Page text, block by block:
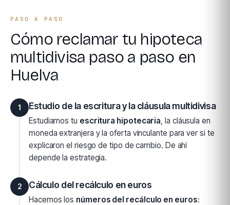
PASO A PASO
Cómo reclamar tu hipoteca
multidivisa paso a paso en
Huelva
1 Estudio de la escritura y la cláusula multidivisa
Estudiamos tu escritura hipotecaria, la cláusula en
moneda extranjera y la oferta vinculante para ver si te
explicaron el riesgo de tipo de cambio. De ahí
depende la estrategia.
2 Cálculo del recálculo en euros
Hacemos los números del recálculo en euros: